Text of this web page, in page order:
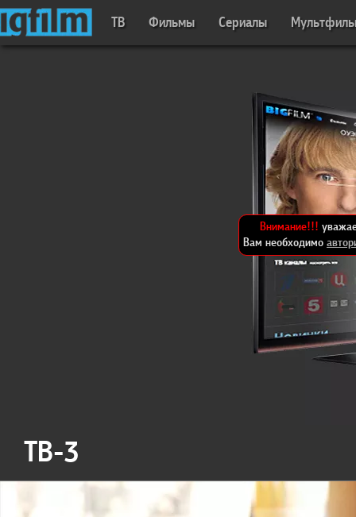
ТВ Фильмы Сериалы
Внимание!!!
Вам необходимо
ТВ-3